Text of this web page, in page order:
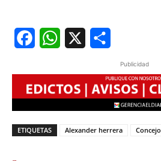
Publicidad
ETIQUETAS Alexander herrera Concejo